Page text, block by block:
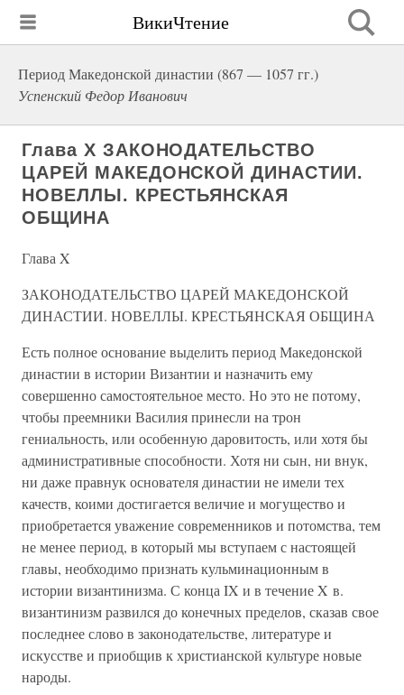
ВикиЧтение
Период Македонской династии (867 — 1057 гг.)
Успенский Федор Иванович
Глава X ЗАКОНОДАТЕЛЬСТВО
ЦАРЕЙ МАКЕДОНСКОЙ ДИНАСТИИ.
НОВЕЛЛЫ. КРЕСТЬЯНСКАЯ
ОБЩИНА
Глава X
ЗАКОНОДАТЕЛЬСТВО ЦАРЕЙ МАКЕДОНСКОЙ
ДИНАСТИИ. НОВЕЛЛЫ. КРЕСТЬЯНСКАЯ ОБЩИНА
Есть полное основание выделить период Македонской
династии в истории Византии и назначить ему
совершенно самостоятельное место. Но это не потому,
чтобы преемники Василия принесли на трон
гениальность, или особенную даровитость, или хотя бы
административные способности. Хотя ни сын, ни внук,
ни даже правнук основателя династии не имели тех
качеств, коими достигается величие и могущество и
приобретается уважение современников и потомства, тем
не менее период, в который мы вступаем с настоящей
главы, необходимо признать кульминационным в
истории византинизма. С конца IX и в течение X в.
византинизм развился до конечных пределов, сказав свое
последнее слово в законодательстве, литературе и
искусстве и приобщив к христианской культуре новые
народы.